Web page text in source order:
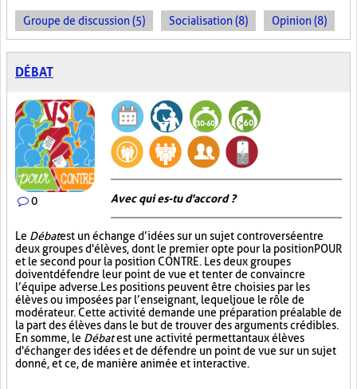
Groupe de discussion (5) Socialisation (8) Opinion (8)
DÉBAT
0 Avec qui es-tu d'accord ?
Le Débatest un échange d’idées sur un sujet controversé entre
deux groupes d'élèves, dont le premier opte pour la position POUR
et le second pour la position CONTRE. Les deux groupes
doivent défendre leur point de vue et tenter de convaincre
l’équipe adverse. Les positions peuvent être choisies par les
élèves ou imposées par l’enseignant, lequel joue le rôle de
modérateur. Cette activité demande une préparation préalable de
la part des élèves dans le but de trouver des arguments crédibles.
En somme, le Débatest une activité permettant aux élèves
d'échanger des idées et de défendre un point de vue sur un sujet
donné, et ce, de manière animée et interactive.